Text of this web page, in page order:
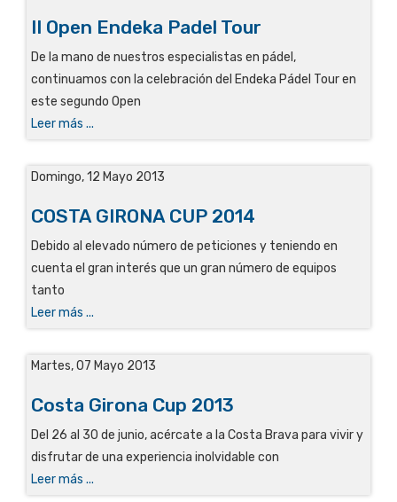
II Open Endeka Padel Tour
De la mano de nuestros especialistas en pádel,
continuamos con la celebración del Endeka Pádel Tour en
este segundo Open
Leer más ...
Domingo, 12 Mayo 2013
COSTA GIRONA CUP 2014
Debido al elevado número de peticiones y teniendo en
cuenta el gran interés que un gran número de equipos
tanto
Leer más ...
Martes, 07 Mayo 2013
Costa Girona Cup 2013
Del 26 al 30 de junio, acércate a la Costa Brava para vivir y
disfrutar de una experiencia inolvidable con
Leer más ...